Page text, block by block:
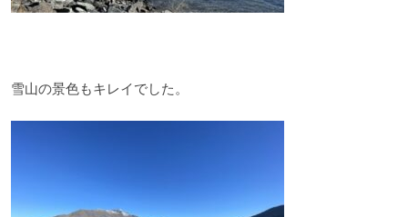
雪山の景色もキレイでした。